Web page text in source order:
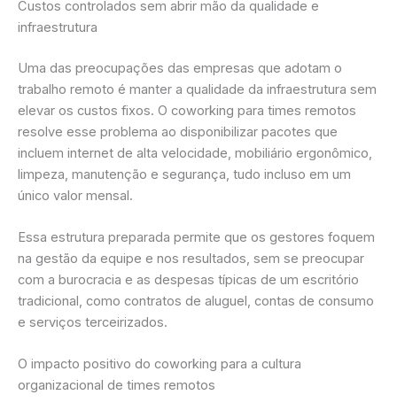
Custos controlados sem abrir mão da qualidade e
infraestrutura
Uma das preocupações das empresas que adotam o
trabalho remoto é manter a qualidade da infraestrutura sem
elevar os custos fixos. O coworking para times remotos
resolve esse problema ao disponibilizar pacotes que
incluem internet de alta velocidade, mobiliário ergonômico,
limpeza, manutenção e segurança, tudo incluso em um
único valor mensal.
Essa estrutura preparada permite que os gestores foquem
na gestão da equipe e nos resultados, sem se preocupar
com a burocracia e as despesas típicas de um escritório
tradicional, como contratos de aluguel, contas de consumo
e serviços terceirizados.
O impacto positivo do coworking para a cultura
organizacional de times remotos